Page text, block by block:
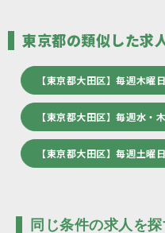
東京都の類似した求
【東京都大田区】毎週木
【東京都大田区】毎週水
【東京都大田区】毎週土
同じ条件の求人を